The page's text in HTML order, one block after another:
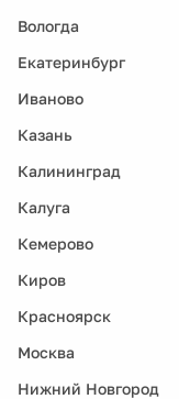
Вологда
Екатеринбург
Иваново
Казань
Калининград
Калуга
Кемерово
Киров
Красноярск
Москва
Нижний Новгород